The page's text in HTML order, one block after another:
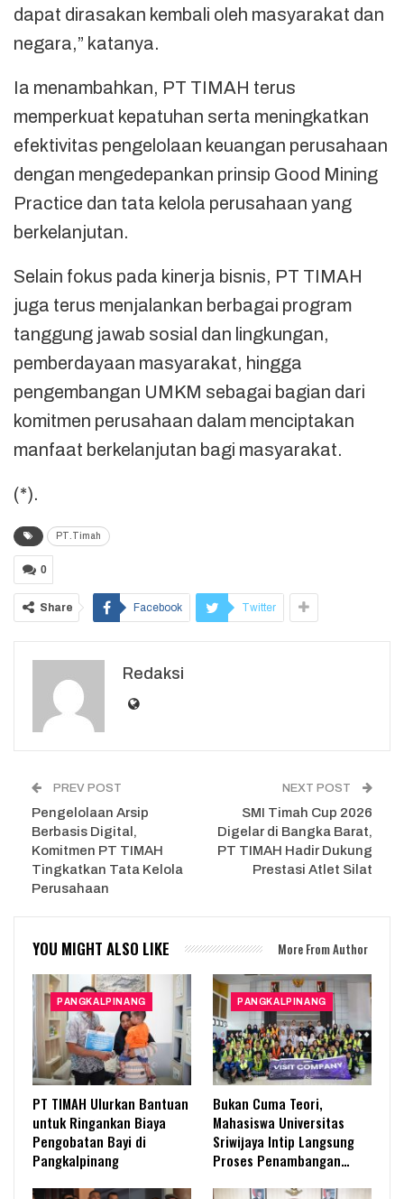
dapat dirasakan kembali oleh masyarakat dan
negara,” katanya.
Ia menambahkan, PT TIMAH terus
memperkuat kepatuhan serta meningkatkan
efektivitas pengelolaan keuangan perusahaan
dengan mengedepankan prinsip Good Mining
Practice dan tata kelola perusahaan yang
berkelanjutan.
Selain fokus pada kinerja bisnis, PT TIMAH
juga terus menjalankan berbagai program
tanggung jawab sosial dan lingkungan,
pemberdayaan masyarakat, hingga
pengembangan UMKM sebagai bagian dari
komitmen perusahaan dalam menciptakan
manfaat berkelanjutan bagi masyarakat.
(*).
PT.Timah
0
Share Facebook Twitter
Redaksi
PREV POST
Pengelolaan Arsip
Berbasis Digital,
Komitmen PT TIMAH
Tingkatkan Tata Kelola
Perusahaan
NEXT POST
SMI Timah Cup 2026
Digelar di Bangka Barat,
PT TIMAH Hadir Dukung
Prestasi Atlet Silat
YOU MIGHT ALSO LIKE More From Author
PANGKALPINANG
PT TIMAH Ulurkan Bantuan
untuk Ringankan Biaya
Pengobatan Bayi di
Pangkalpinang
PANGKALPINANG
Bukan Cuma Teori,
Mahasiswa Universitas
Sriwijaya Intip Langsung
Proses Penambangan…